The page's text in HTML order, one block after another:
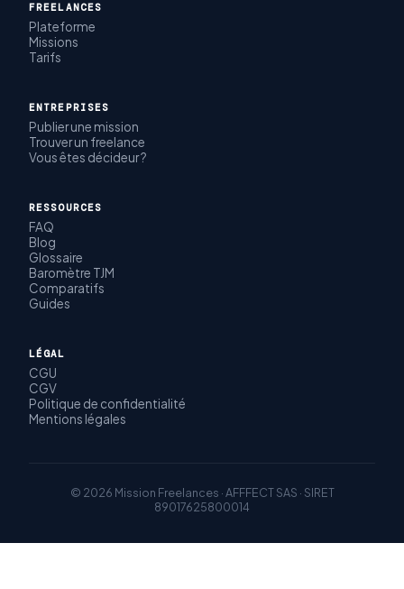
FREELANCES
Plateforme
Missions
Tarifs
ENTREPRISES
Publier une mission
Trouver un freelance
Vous êtes décideur ?
RESSOURCES
FAQ
Blog
Glossaire
Baromètre TJM
Comparatifs
Guides
LÉGAL
CGU
CGV
Politique de confidentialité
Mentions légales
© 2026 Mission Freelances · AFFFECT SAS · SIRET
89017625800014